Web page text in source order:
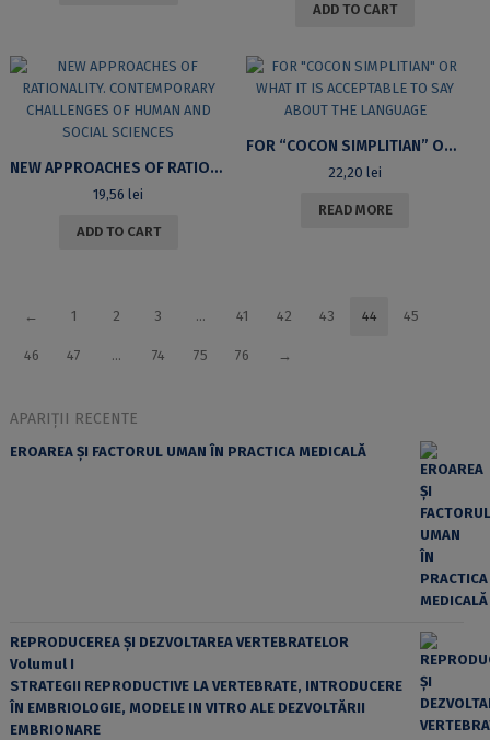
ADD TO CART
NEW APPROACHES OF RATIONALITY. CONTEMPORARY CHALLENGES OF HUMAN AND SOCIAL SCIENCES
19,56lei
ADD TO CART
FOR “COCON SIMPLITIAN” OR WHAT IT IS ACCEPTABLE TO SAY ABOUT THE LANGUAGE
22,20lei
READ MORE
← 1 2 3 … 41 42 43 44 45
46 47 … 74 75 76 →
APARIȚII RECENTE
EROAREA ȘI FACTORUL UMAN ÎN PRACTICA MEDICALĂ
REPRODUCEREA ȘI DEZVOLTAREA VERTEBRATELOR
Volumul I
STRATEGII REPRODUCTIVE LA VERTEBRATE, INTRODUCERE
ÎN EMBRIOLOGIE, MODELE IN VITRO ALE DEZVOLTĂRII
EMBRIONARE